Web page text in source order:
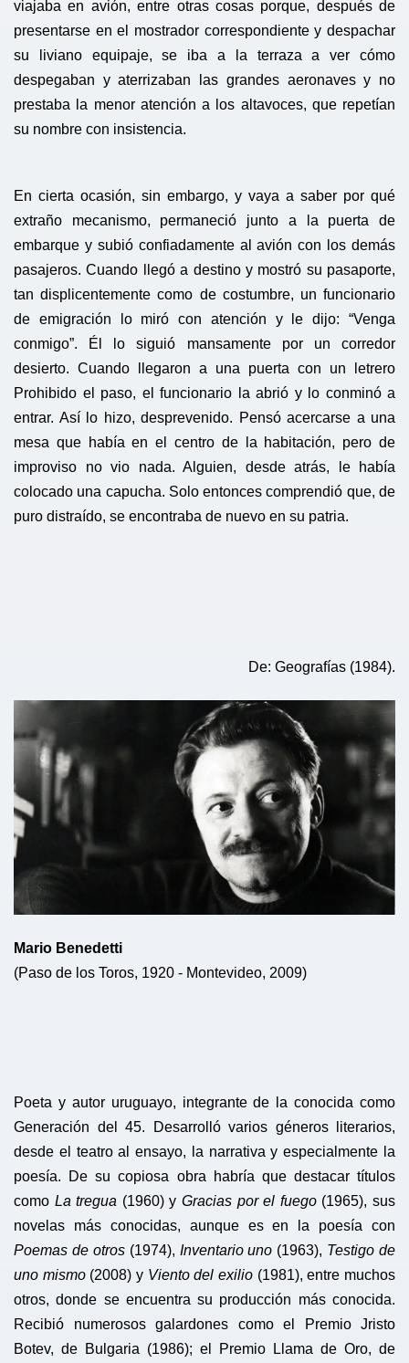
viajaba en avión, entre otras cosas porque, después de
presentarse en el mostrador correspondiente y despachar
su liviano equipaje, se iba a la terraza a ver cómo
despegaban y aterrizaban las grandes aeronaves y no
prestaba la menor atención a los altavoces, que repetían
su nombre con insistencia.
En cierta ocasión, sin embargo, y vaya a saber por qué
extraño mecanismo, permaneció junto a la puerta de
embarque y subió confiadamente al avión con los demás
pasajeros. Cuando llegó a destino y mostró su pasaporte,
tan displicentemente como de costumbre, un funcionario
de emigración lo miró con atención y le dijo: “Venga
conmigo”. Él lo siguió mansamente por un corredor
desierto. Cuando llegaron a una puerta con un letrero
Prohibido el paso, el funcionario la abrió y lo conminó a
entrar. Así lo hizo, desprevenido. Pensó acercarse a una
mesa que había en el centro de la habitación, pero de
improviso no vio nada. Alguien, desde atrás, le había
colocado una capucha. Solo entonces comprendió que, de
puro distraído, se encontraba de nuevo en su patria.
De: Geografías (1984).
Mario Benedetti
(Paso de los Toros, 1920 - Montevideo, 2009)
Poeta y autor uruguayo, integrante de la conocida como
Generación del 45. Desarrolló varios géneros literarios,
desde el teatro al ensayo, la narrativa y especialmente la
poesía. De su copiosa obra habría que destacar títulos
como La tregua (1960) yGracias por el fuego(1965), sus
novelas más conocidas, aunque es en la poesía con
Poemas de otros(1974), Inventario uno (1963), Testigo de
uno mismo (2008) y Viento del exilio (1981), entre muchos
otros, donde se encuentra su producción más conocida.
Recibió numerosos galardones como el Premio Jristo
Botev, de Bulgaria (1986); el Premio Llama de Oro, de